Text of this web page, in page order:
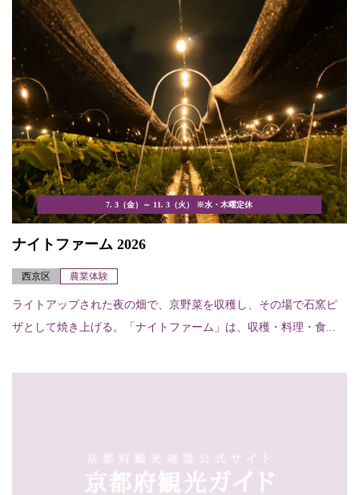
7. 3（金）～ 11. 3（火） ※水・木曜定休
ナイトファーム 2026
西京区 農業体験
ライトアップされた夜の畑で、京野菜を収穫し、その場で石窯ピ
ザとして焼き上げる。「ナイトファーム」は、収穫・料理・食...